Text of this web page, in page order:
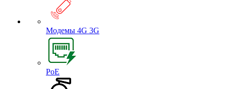
Модемы 4G 3G
PoE